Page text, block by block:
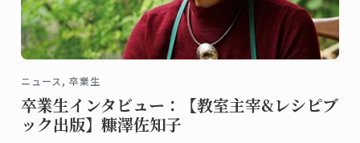
ニュース, 卒業生
卒業生インタビュー：【教室主宰&レシピブ
ック出版】糠澤佐知子